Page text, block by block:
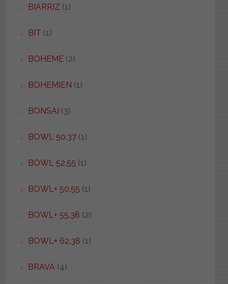
BIARRIZ (1)
BIT (1)
BOHEME(2)
BOHEMIEN (1)
BONSAI (3)
BOWL 50.37(1)
BOWL 52.55 (1)
BOWL+ 50.55 (1)
BOWL+ 55.38 (2)
BOWL+ 62.38 (1)
BRAVA (4)